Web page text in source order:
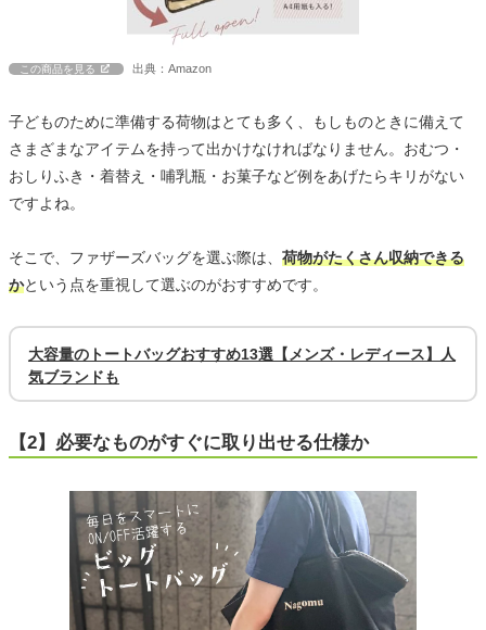
この商品を見る 出典：Amazon
子どものために準備する荷物はとても多く、もしものときに備えて
さまざまなアイテムを持って出かけなければなりません。おむつ・
おしりふき・着替え・哺乳瓶・お菓子など例をあげたらキリがない
ですよね。
そこで、ファザーズバッグを選ぶ際は、 荷物がたくさん収納できる
かという点を重視して選ぶのがおすすめです。
大容量のトートバッグおすすめ13選【メンズ・レディース】人
気ブランドも
【2】必要なものがすぐに取り出せる仕様か